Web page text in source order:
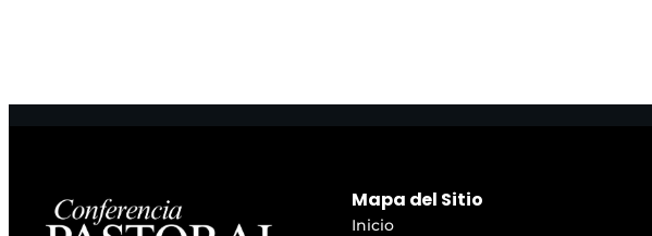
Mapa del Sitio
Inicio